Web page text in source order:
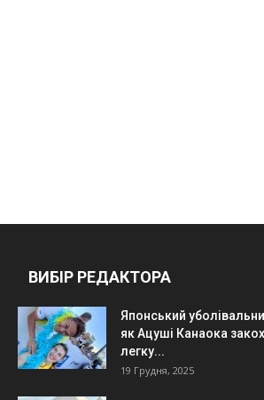
ВИБІР РЕДАКТОРА
Японський
як Ацуші Канаока
легку...
19 Грудня, 2025